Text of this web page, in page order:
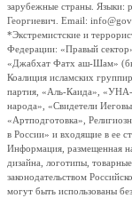
зарубежные страны. Языки:
Георгиевич. Email:
*Экстремистские и
Федерации: «Правый
«Джабхат Фатх аш-Шам»
Коалиция исламских
партия, «Аль-Каида»,
народа», «Свидетели
«Артподготовка»,
в России» и входящие в ее
Информация, размещенная
дизайна, логотипы,
законодательством
могут быть использованы